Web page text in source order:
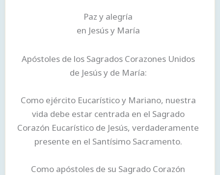
Paz y alegría
en Jesús y María
Apóstoles de los Sagrados Corazones Unidos
de Jesús y de María:
Como ejército Eucarístico y Mariano, nuestra
vida debe estar centrada en el Sagrado
Corazón Eucarístico de Jesús, verdaderamente
presente en el Santísimo Sacramento.
Como apóstoles de su Sagrado Corazón